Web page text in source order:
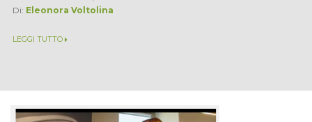
Di: Eleonora Voltolina
LEGGI TUTTO